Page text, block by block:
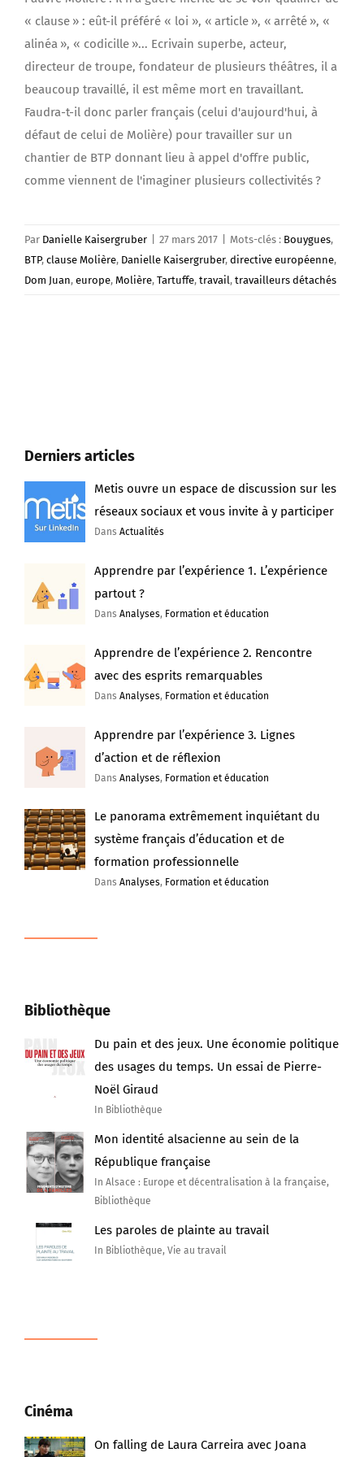
« clause » : eût-il préféré « loi », « article », « arrêté », «
alinéa », « codicille »... Ecrivain superbe, acteur,
directeur de troupe, fondateur de plusieurs théâtres, il a
beaucoup travaillé, il est même mort en travaillant.
Faudra-t-il donc parler français (celui d'aujourd'hui, à
défaut de celui de Molière) pour travailler sur un
chantier de BTP donnant lieu à appel d'offre public,
comme viennent de l'imaginer plusieurs collectivités ?
Par Danielle Kaisergruber 27 mars 2017 Mots-clés : Bouygues,
BTP, clause Molière, Danielle Kaisergruber, directive européenne,
Dom Juan, europe, Molière, Tartuffe, travail, travailleurs détachés
Derniers articles
Metis ouvre un espace de discussion sur les
réseaux sociaux et vous invite à y participer
DansActualités
Apprendre par l’expérience 1. L’expérience
partout ?
DansAnalyses, Formation et éducation
Apprendre de l’expérience 2. Rencontre
avec des esprits remarquables
DansAnalyses, Formation et éducation
Apprendre par l’expérience 3. Lignes
d’action et de réflexion
DansAnalyses, Formation et éducation
Le panorama extrêmement inquiétant du
système français d’éducation et de
formation professionnelle
DansAnalyses, Formation et éducation
Bibliothèque
Du pain et des jeux. Une économie politique
des usages du temps. Un essai de Pierre-
Noël Giraud
In Bibliothèque
Mon identité alsacienne au sein de la
République française
In Alsace : Europe et décentralisation à la française,
Bibliothèque
Les paroles de plainte au travail
In Bibliothèque, Vie au travail
Cinéma
On falling de Laura Carreira avec Joana